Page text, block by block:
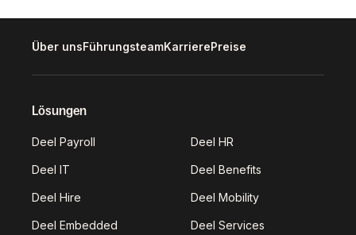
Über unsFührungsteamKarrierePreise
Lösungen
Deel Payroll Deel HR
Deel IT Deel Benefits
Deel Hire Deel Mobility
Deel Embedded Deel Services